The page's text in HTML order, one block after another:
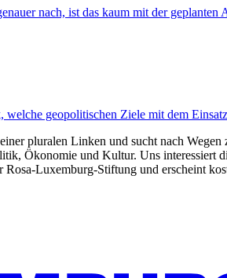
nach, ist das kaum mit der geplanten
geopolitischen Ziele mit dem
pluralen Linken und sucht nach
Ökonomie und Kultur. Uns
Luxemburg-Stiftung und erscheint